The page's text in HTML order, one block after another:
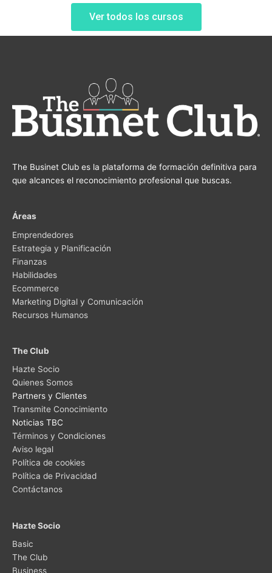
Ver todos los cursos
The Businet Club es la plataforma de formación definitiva para
que alcances el reconocimiento profesional que buscas.
Áreas
Emprendedores
Estrategia y Planificación
Finanzas
Habilidades
Ecommerce
Marketing Digital y Comunicación
Recursos Humanos
The Club
Hazte Socio
Quienes Somos
Partners y Clientes
Transmite Conocimiento
Noticias TBC
Términos y Condiciones
Aviso legal
Política de cookies
Política de Privacidad
Contáctanos
Hazte Socio
Basic
The Club
Business